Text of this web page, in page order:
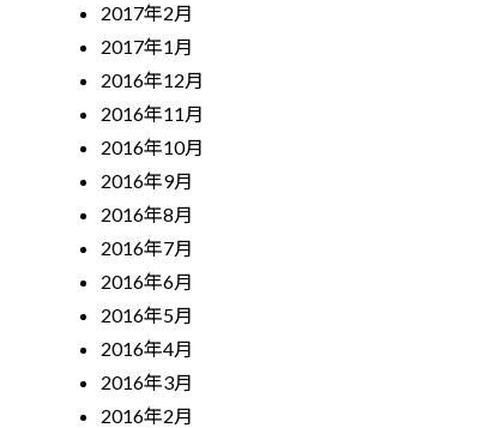
2017年2月
2017年1月
2016年12月
2016年11月
2016年10月
2016年9月
2016年8月
2016年7月
2016年6月
2016年5月
2016年4月
2016年3月
2016年2月